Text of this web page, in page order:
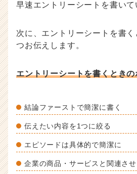
早速エントリーシートを書いて
次に、エントリーシートを書
つお伝えします。
エントリーシートを書くとき
結論ファーストで簡潔に書く
伝えたい内容を1つに絞る
エピソードは具体的で簡潔に
企業の商品・サービスと関連させ